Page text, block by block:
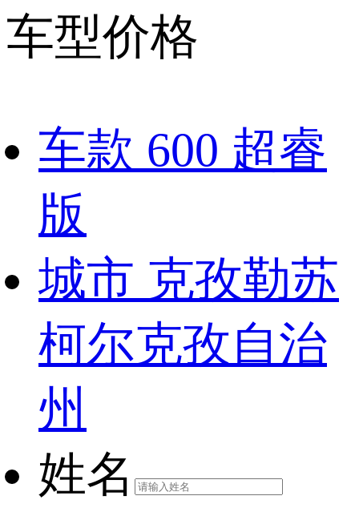
车型价格
车款 600 超睿
版
城市 克孜勒苏
柯尔克孜自治
州
姓名